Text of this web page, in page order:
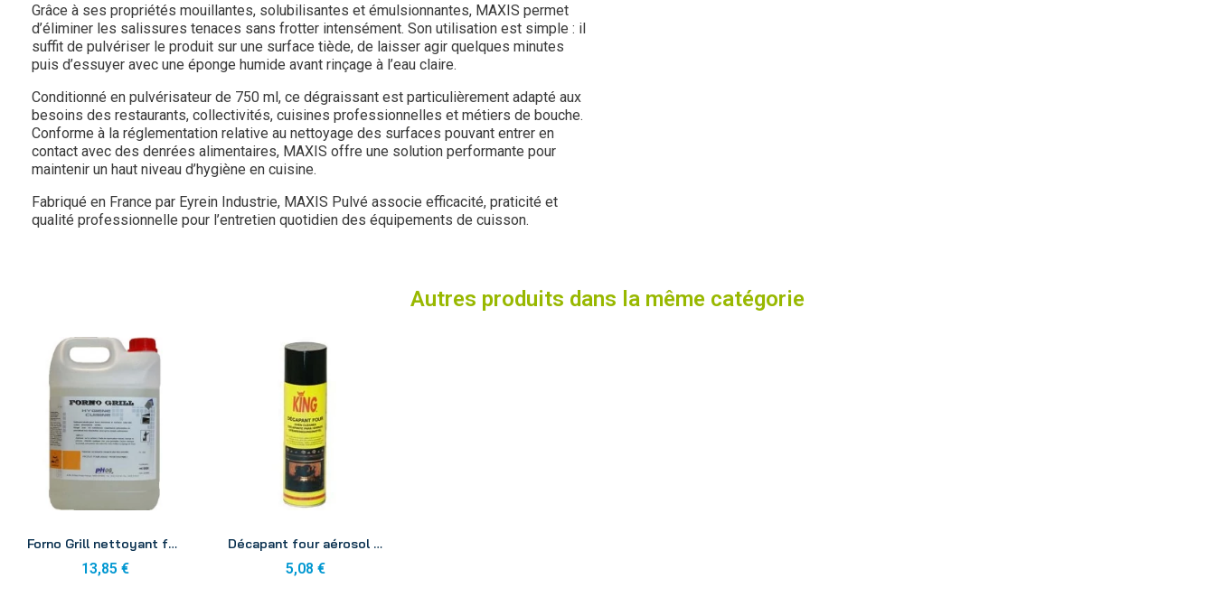
Grâce à ses propriétés mouillantes, solubilisantes et émulsionnantes, MAXIS permet
d’éliminer les salissures tenaces sans frotter intensément. Son utilisation est simple : il
suffit de pulvériser le produit sur une surface tiède, de laisser agir quelques minutes
puis d’essuyer avec une éponge humide avant rinçage à l’eau claire.
Conditionné en pulvérisateur de 750 ml, ce dégraissant est particulièrement adapté aux
besoins des restaurants, collectivités, cuisines professionnelles et métiers de bouche.
Conforme à la réglementation relative au nettoyage des surfaces pouvant entrer en
contact avec des denrées alimentaires, MAXIS offre une solution performante pour
maintenir un haut niveau d’hygiène en cuisine.
Fabriqué en France par Eyrein Industrie, MAXIS Pulvé associe efficacité, praticité et
qualité professionnelle pour l’entretien quotidien des équipements de cuisson.
Autres produits dans la même catégorie
Forno Grill nettoyant four 5L
13,85 €
Décapant four aérosol 500ml
5,08 €